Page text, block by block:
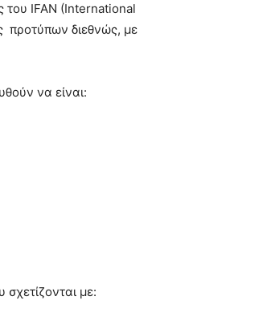
του IFAN (International
προτύπων διεθνώς, με
να είναι:
με: